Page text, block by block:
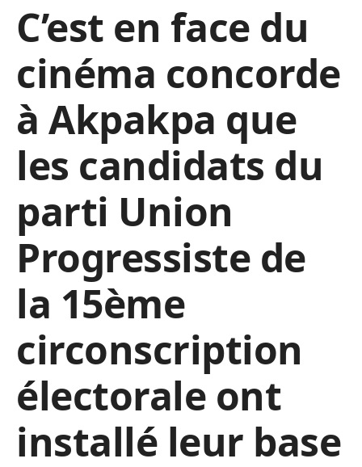
C’est en face du
cinéma concorde
à Akpakpa que
les candidats du
parti Union
Progressiste de
la 15ème
circonscription
électorale ont
installé leur base